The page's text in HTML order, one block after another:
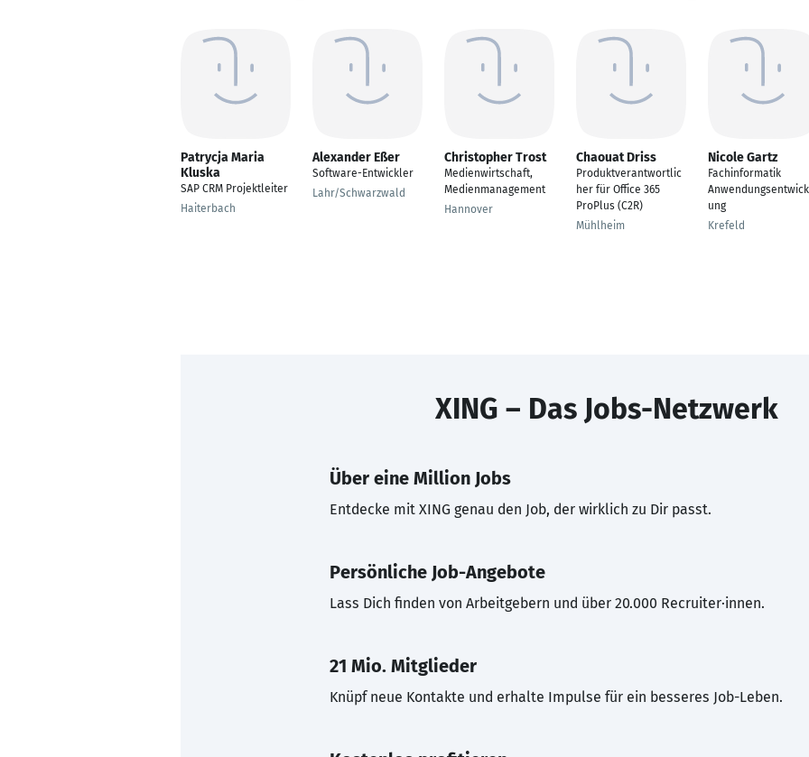
Patrycja Maria
Kluska
SAP CRM Projektleiter
Haiterbach
Alexander Eßer
Software-Entwickler
Lahr/Schwarzwald
Christopher Trost
Medienwirtschaft,
Medienmanagement
Hannover
Chaouat Driss
Produktverantwortlic
her für Office 365
ProPlus (C2R)
Mühlheim
Nicole Gartz
Fachinformatik
ung
Krefeld
XING – Das Jobs-Netzwerk
Über eine Million Jobs
Entdecke mit XING genau den Job, der wirklich zu Dir passt.
Persönliche Job-Angebote
Lass Dich finden von Arbeitgebern und über 20.000 Recruiter·innen.
21 Mio. Mitglieder
Knüpf neue Kontakte und erhalte Impulse für ein besseres Job-Leben.